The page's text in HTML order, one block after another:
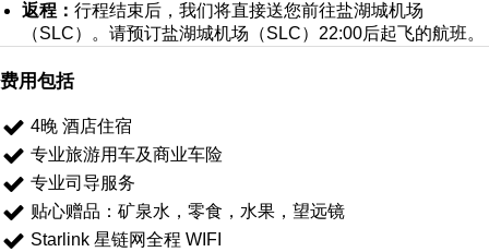
返程： 行程结束后，我们将直接送您前往盐湖城机场
（SLC）。请预订盐湖城机场（SLC）22:00后起飞的航班。
费用包括
4晚 酒店住宿
专业旅游用车及商业车险
专业司导服务
贴心赠品：矿泉水，零食，水果，望远镜
Starlink 星链网全程 WIFI